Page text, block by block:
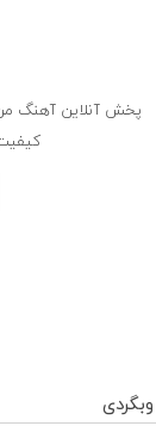
پخش آنلاین آهنگ
وبگردی